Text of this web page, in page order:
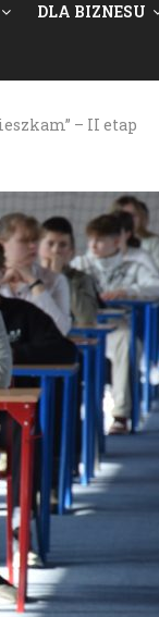
DLA BIZNESU
– II etap